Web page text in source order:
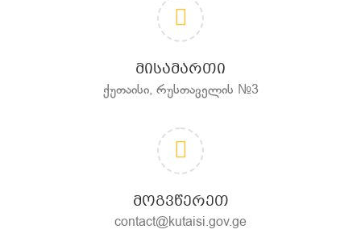
ᲛᲘᲡᲐᲛᲐᲠᲗᲘ
ქუთაისი, რუსთაველის №3
ᲛᲝᲒᲕᲬᲔᲠᲔᲗ
contact@kutaisi.gov.ge